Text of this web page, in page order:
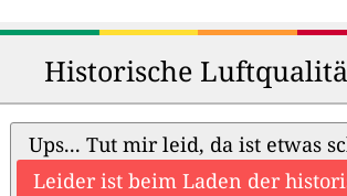
Historische
Ups... Tut mir leid, da ist etwas
Leider ist beim Laden der